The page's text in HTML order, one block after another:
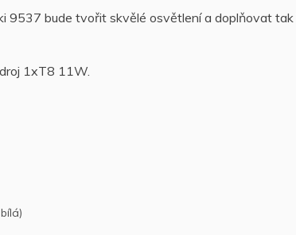
9537 bude tvořit skvělé osvětlení a doplňovat
1xT8 11W.